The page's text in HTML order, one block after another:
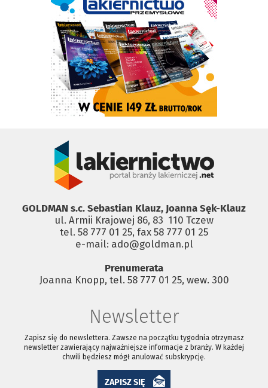
GOLDMAN s.c. Sebastian Klauz, Joanna Sęk-Klauz
ul. Armii Krajowej 86, 83 ­ 110 Tczew
tel. 58 777 01 25, fax 58 777 01 25
e-mail: ado@goldman.pl
Prenumerata
Joanna Knopp, tel. 58 777 01 25, wew. 300
Newsletter
Zapisz się do newslettera. Zawsze na początku tygodnia otrzymasz
newsletter zawierający najważniejsze informacje z branży. W każdej
chwili będziesz mógł anulować subskrypcję.
ZAPISZ SIĘ